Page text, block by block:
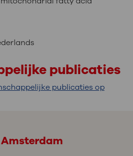
publicaties
publicaties op
Amsterdam